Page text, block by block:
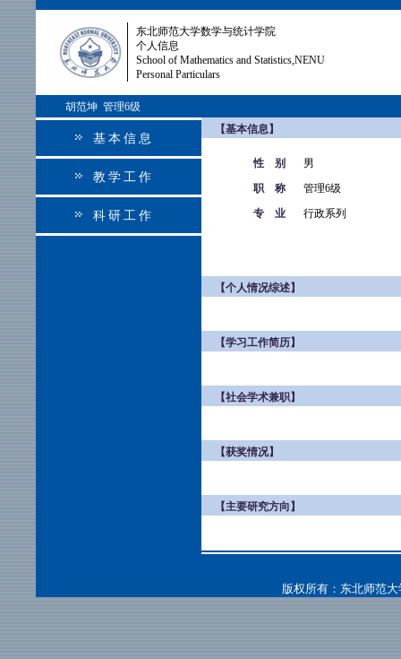
东北师范大学数学与统计学院
个人信息
School of Mathematics and Statistics,NENU
Personal Particulars
胡范坤 管理6级
基本信息
教学工作
科研工作
【基本信息】
性 别
男
职 称
管理6级
专 业
行政系列
【个人情况综述】
【学习工作简历】
【社会学术兼职】
【获奖情况】
【主要研究方向】
版权所有：东北师范